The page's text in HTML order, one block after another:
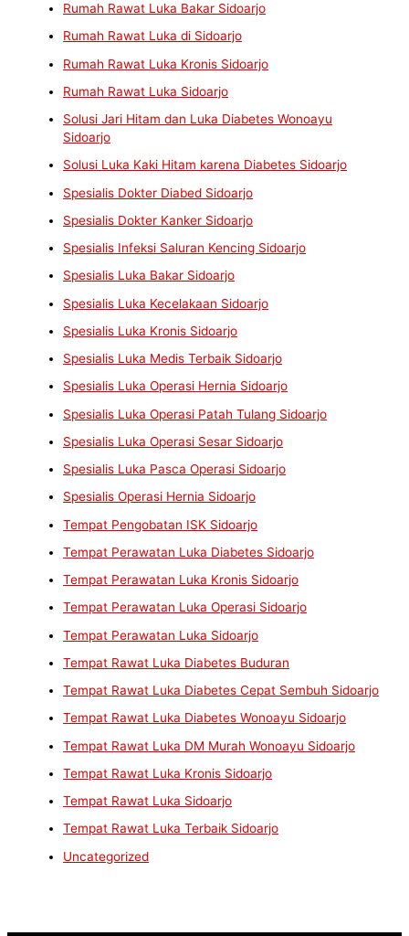
Rumah Rawat Luka Bakar Sidoarjo
Rumah Rawat Luka di Sidoarjo
Rumah Rawat Luka Kronis Sidoarjo
Rumah Rawat Luka Sidoarjo
Solusi Jari Hitam dan Luka Diabetes Wonoayu
Sidoarjo
Solusi Luka Kaki Hitam karena Diabetes Sidoarjo
Spesialis Dokter Diabed Sidoarjo
Spesialis Dokter Kanker Sidoarjo
Spesialis Infeksi Saluran Kencing Sidoarjo
Spesialis Luka Bakar Sidoarjo
Spesialis Luka Kecelakaan Sidoarjo
Spesialis Luka Kronis Sidoarjo
Spesialis Luka Medis Terbaik Sidoarjo
Spesialis Luka Operasi Hernia Sidoarjo
Spesialis Luka Operasi Patah Tulang Sidoarjo
Spesialis Luka Operasi Sesar Sidoarjo
Spesialis Luka Pasca Operasi Sidoarjo
Spesialis Operasi Hernia Sidoarjo
Tempat Pengobatan ISK Sidoarjo
Tempat Perawatan Luka Diabetes Sidoarjo
Tempat Perawatan Luka Kronis Sidoarjo
Tempat Perawatan Luka Operasi Sidoarjo
Tempat Perawatan Luka Sidoarjo
Tempat Rawat Luka Diabetes Buduran
Tempat Rawat Luka Diabetes Cepat Sembuh Sidoarjo
Tempat Rawat Luka Diabetes Wonoayu Sidoarjo
Tempat Rawat Luka DM Murah Wonoayu Sidoarjo
Tempat Rawat Luka Kronis Sidoarjo
Tempat Rawat Luka Sidoarjo
Tempat Rawat Luka Terbaik Sidoarjo
Uncategorized